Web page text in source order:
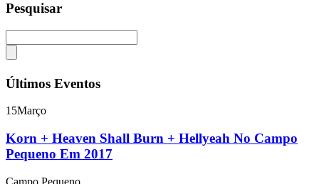
Pesquisar
Últimos Eventos
15Março
Korn + Heaven Shall Burn + Hellyeah No Campo
Pequeno Em 2017
Campo Pequeno